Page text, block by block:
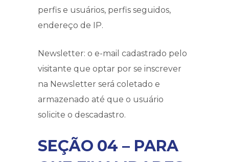
perfis e usuários, perfis seguidos,
endereço de IP.
Newsletter: o e-mail cadastrado pelo
visitante que optar por se inscrever
na Newsletter será coletado e
armazenado até que o usuário
solicite o descadastro.
SEÇÃO 04 – PARA